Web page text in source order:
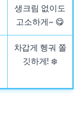
생크림 없이도
고소하게~ 😋
차갑게 헹궈 쫄
깃하게! ❄️